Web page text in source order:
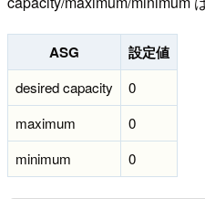
ASG 設定値
desired capacity
0
maximum
0
minimum
0